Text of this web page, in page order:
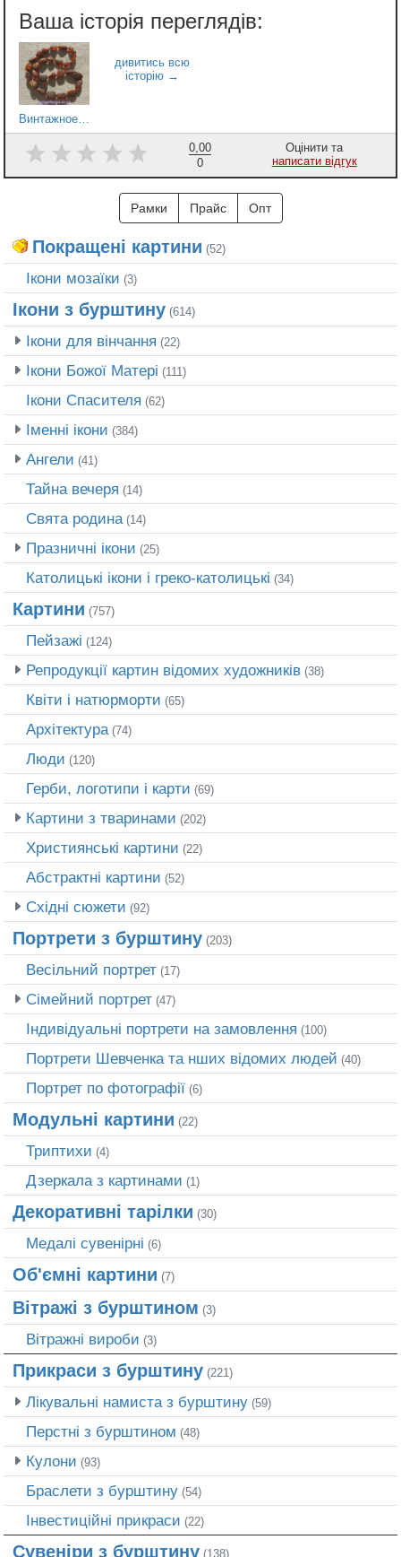
0,00
0
Оцінити та
написати відгук
Рамки Прайс Опт
Покращені картини (52)
Ікони мозаїки (3)
Ікони з бурштину (614)
Ікони для вінчання (22)
Ікони Божої Матері (111)
Ікони Спасителя (62)
Іменні ікони (384)
Ангели (41)
Тайна вечеря (14)
Свята родина (14)
Празничні ікони (25)
Католицькі ікони і греко-католицькі (34)
Картини (757)
Пейзажі (124)
Репродукції картин відомих художників (38)
Квіти і натюрморти (65)
Архітектура (74)
Люди (120)
Герби, логотипи і карти (69)
Картини з тваринами (202)
Християнські картини (22)
Абстрактні картини (52)
Східні сюжети (92)
Портрети з бурштину (203)
Весільний портрет (17)
Сімейний портрет (47)
Індивідуальні портрети на замовлення (100)
Портрети Шевченка та нших відомих людей (40)
Портрет по фотографії (6)
Модульні картини (22)
Триптихи (4)
Дзеркала з картинами (1)
Декоративні тарілки (30)
Медалі сувенірні (6)
Об'ємні картини (7)
Вітражі з бурштином (3)
Вітражні вироби (3)
Прикраси з бурштину (221)
Лікувальні намиста з бурштину (59)
Перстні з бурштином (48)
Кулони (93)
Браслети з бурштину (54)
Інвестиційні прикраси (22)
Сувеніри з бурштину (138)